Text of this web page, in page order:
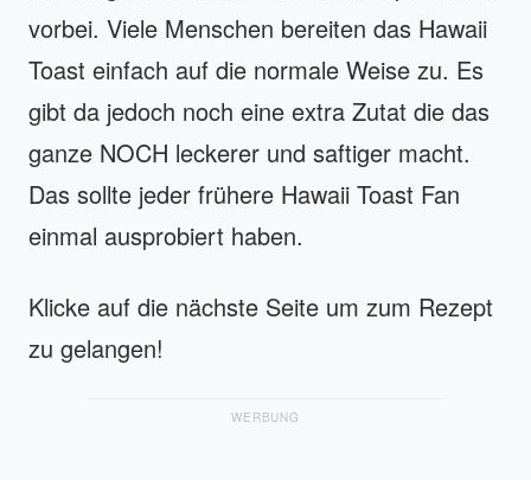
vorbei. Viele Menschen bereiten das Hawaii
Toast einfach auf die normale Weise zu. Es
gibt da jedoch noch eine extra Zutat die das
ganze NOCH leckerer und saftiger macht.
Das sollte jeder frühere Hawaii Toast Fan
einmal ausprobiert haben.
Klicke auf die nächste Seite um zum Rezept
zu gelangen!
WERBUNG